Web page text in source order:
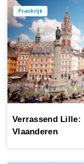
Frankrijk
Verrassend
Vlaanderen